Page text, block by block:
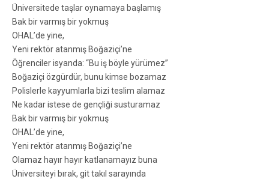
Üniversitede taşlar oynamaya başlamış
Bak bir varmış bir yokmuş
OHAL’de yine,
Yeni rektör atanmış Boğaziçi’ne
Öğrenciler isyanda: “Bu iş böyle yürümez”
Boğaziçi özgürdür, bunu kimse bozamaz
Polislerle kayyumlarla bizi teslim alamaz
Ne kadar istese de gençliği susturamaz
Bak bir varmış bir yokmuş
OHAL’de yine,
Yeni rektör atanmış Boğaziçi’ne
Olamaz hayır hayır katlanamayız buna
Üniversiteyi bırak, git takıl sarayında